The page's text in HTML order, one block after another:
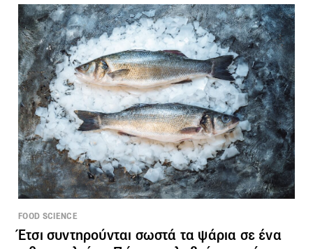
FOOD SCIENCE
Έτσι συντηρούνται σωστά τα ψάρια σε ένα